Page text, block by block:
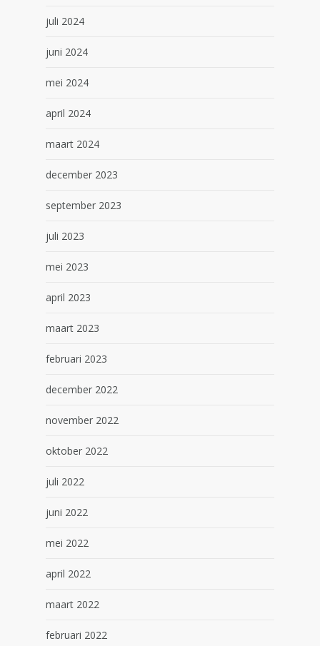
juli 2024
juni 2024
mei 2024
april 2024
maart 2024
december 2023
september 2023
juli 2023
mei 2023
april 2023
maart 2023
februari 2023
december 2022
november 2022
oktober 2022
juli 2022
juni 2022
mei 2022
april 2022
maart 2022
februari 2022